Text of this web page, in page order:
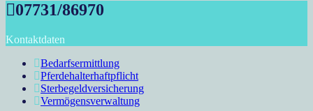
07731/86970
Kontaktdaten
Bedarfsermittlung
Pferdehalterhaftpflicht
Sterbegeldversicherung
Vermögensverwaltung